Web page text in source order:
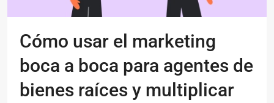
Cómo usar el marketing
boca a boca para agentes de
bienes raíces y multiplicar